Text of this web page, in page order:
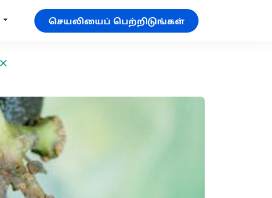
செயலியைப் பெற்றிடுங்கள்